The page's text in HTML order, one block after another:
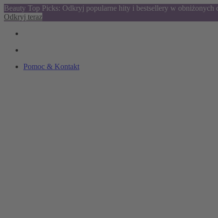
Beauty Top Picks: Odkryj popularne hity i bestsellery w obniżonych
Odkryj teraz
Pomoc & Kontakt